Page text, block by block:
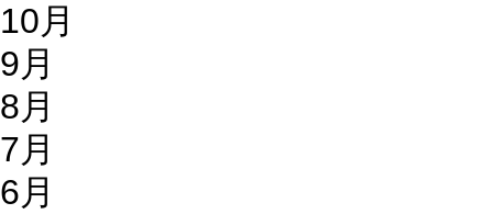
10月
9月
8月
7月
6月